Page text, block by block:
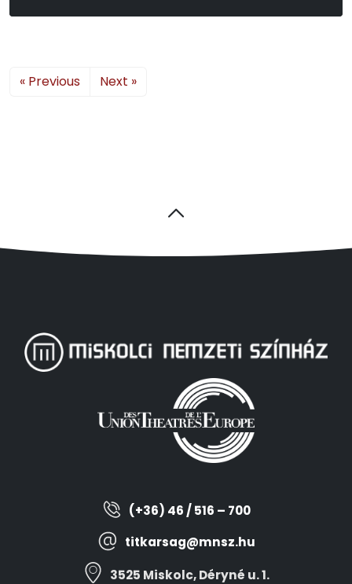
« Previous Next »
(+36) 46 / 516 – 700
titkarsag@mnsz.hu
3525 Miskolc, Déryné u. 1.